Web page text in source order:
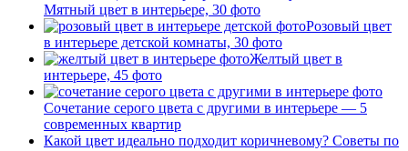
Мятный цвет в интерьере, 30 фото
Розовый цвет
в интерьере детской комнаты, 30 фото
Желтый цвет в
интерьере, 45 фото
Сочетание серого цвета с другими в интерьере — 5
современных квартир
Какой цвет идеально подходит коричневому? Советы по